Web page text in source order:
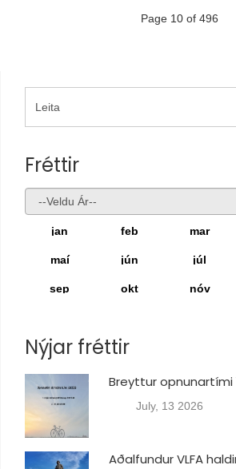
Page 10 of 496
Fréttir
jan feb mar
maí jún júl
sep okt nóv
Nýjar fréttir
Breyttur opnunartími
July, 13 2026
Aðalfundur VLFA